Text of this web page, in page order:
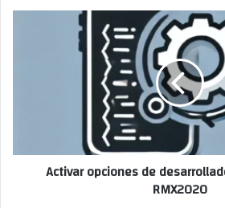
Activar opciones de
RMX2020